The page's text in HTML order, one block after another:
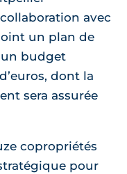
avec
un plan de
budget
dont la
sera assurée
copropriétés
pour